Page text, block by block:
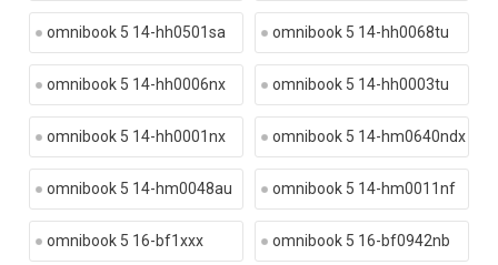
omnibook 5 14-hh0501sa omnibook 5 14-hh0068tu
omnibook 5 14-hh0006nx omnibook 5 14-hh0003tu
omnibook 5 14-hh0001nx omnibook 5 14-hm0640ndx
omnibook 5 14-hm0048au omnibook 5 14-hm0011nf
omnibook 5 16-bf1xxx omnibook 5 16-bf0942nb